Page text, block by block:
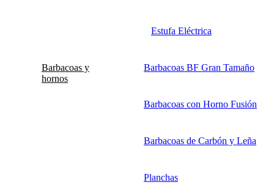
Estufa Eléctrica
Barbacoas y
hornos
Barbacoas BF Gran Tamaño
Barbacoas con Horno Fusión
Barbacoas de Carbón y Leña
Planchas